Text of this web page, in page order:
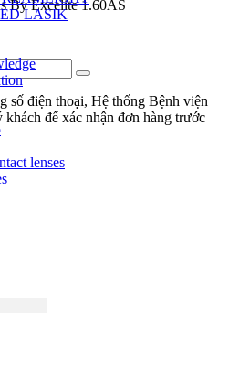
LASIK
lenses
By Excelite 1.60AS
số điện thoại, Hệ thống Bệnh viện
để xác nhận đơn hàng trước